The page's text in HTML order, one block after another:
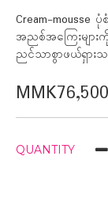
Cream-mousse
အညစ်အကြေးများ
ညင်သာစွာဖယ်ရှားသ
MMK76,500
QUANTITY